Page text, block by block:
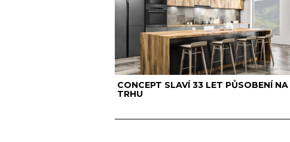
CONCEPT SLAVÍ 33 LET PŮSOBENÍ NA
TRHU